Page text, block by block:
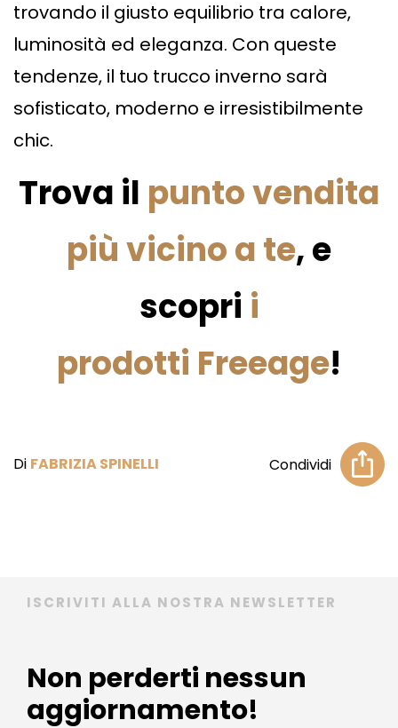
trovando il giusto equilibrio tra calore,
luminosità ed eleganza. Con queste
tendenze, il tuo trucco inverno sarà
sofisticato, moderno e irresistibilmente
chic.
Trova il punto vendita
più vicino a te, e
scopri i
prodotti Freeage!
Di FABRIZIA SPINELLI Condividi
ISCRIVITI ALLA NOSTRA NEWSLETTER
Non perderti nessun
aggiornamento!